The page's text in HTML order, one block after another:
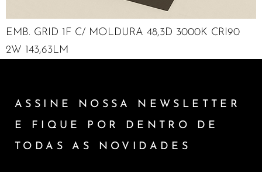
EMB. GRID 1F C/ MOLDURA 48,3D 3000K CRI90
2W 143,63LM
ASSINE NOSSA NEWSLETTER
E FIQUE POR DENTRO DE
TODAS AS NOVIDADES